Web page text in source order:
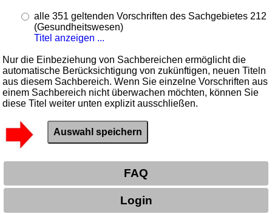
alle 351 geltenden Vorschriften des Sachgebietes 212
(Gesundheitswesen)
Titel anzeigen ...
Nur die Einbeziehung von Sachbereichen ermöglicht die
automatische Berücksichtigung von zukünftigen, neuen Titeln
aus diesem Sachbereich. Wenn Sie einzelne Vorschriften aus
einem Sachbereich nicht überwachen möchten, können Sie
diese Titel weiter unten explizit ausschließen.
FAQ
Login